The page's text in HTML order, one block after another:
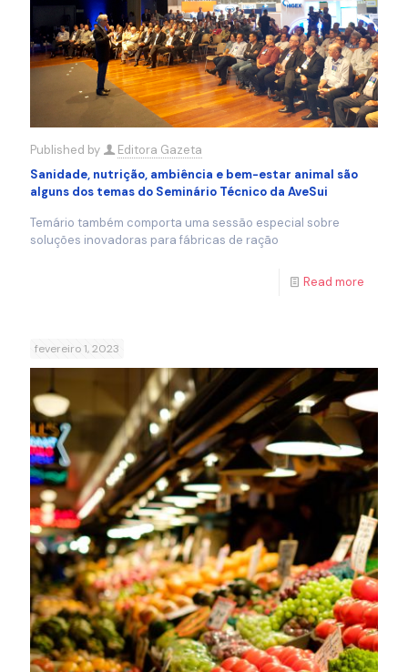
Published by
Editora Gazeta
Sanidade, nutrição, ambiência e bem-estar animal são
alguns dos temas do Seminário Técnico da AveSui
Temário também comporta uma sessão especial sobre
soluções inovadoras para fábricas de ração
Read more
fevereiro 1, 2023